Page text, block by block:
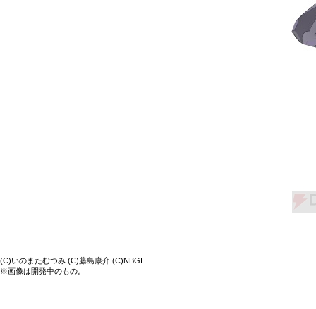
(C)いのまたむつみ (C)藤島康介 (C)NBGI
※画像は開発中のもの。